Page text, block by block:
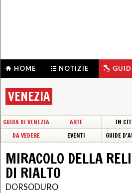
HOME NOTIZIE
VENEZIA
GUIDA DI VENEZIA ARTE IN
DA VEDERE
EVENTI GUIDE
MIRACOLO DELLA
DI RIALTO
DORSODURO